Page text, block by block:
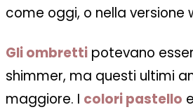
come oggi, o nella versione
Gli ombretti potevano
shimmer, ma questi ultimi
maggiore. I colori pastello